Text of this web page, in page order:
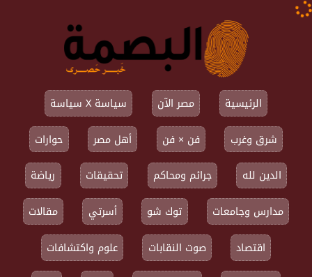
الرئيسية مصر الآن
سياسة X سياسة
شرق وغرب
فن × فن أهل مصر
حوارات
الدين لله
جرائم ومحاكم تحقيقات
رياضة
مدارس وجامعات
توك شو أسرتي
مقالات
اقتصاد
صوت النقابات
علوم واكتشافات